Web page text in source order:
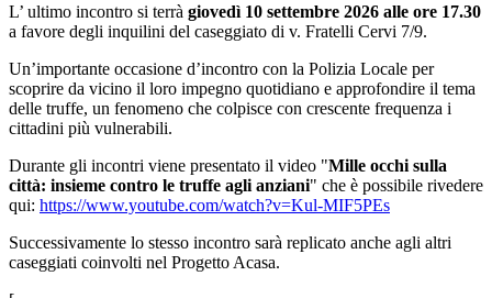
L’ ultimo incontro si terrà giovedì 10 settembre 2026 alle ore 17.30
a favore degli inquilini del caseggiato di v. Fratelli Cervi 7/9.
Un’importante occasione d’incontro con la Polizia Locale per
scoprire da vicino il loro impegno quotidiano e approfondire il tema
delle truffe, un fenomeno che colpisce con crescente frequenza i
cittadini più vulnerabili.
Durante gli incontri viene presentato il video "Mille occhi sulla
città: insieme contro le truffe agli anziani" che è possibile rivedere
qui: https://www.youtube.com/watch?v=Kul-MIF5PEs
Successivamente lo stesso incontro sarà replicato anche agli altri
caseggiati coinvolti nel Progetto Acasa.